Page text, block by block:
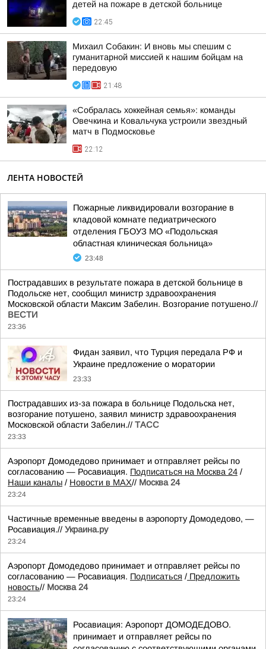
детей на пожаре в детской больнице
22:45
Михаил Собакин: И вновь мы спешим с
гуманитарной миссией к нашим бойцам на
передовую
21:48
«Собралась хоккейная семья»: команды
Овечкина и Ковальчука устроили звездный
матч в Подмосковье
22:12
ЛЕНТА НОВОСТЕЙ
Пожарные ликвидировали возгорание в
кладовой комнате педиатрического
отделения ГБОУЗ МО «Подольская
областная клиническая больница»
23:48
Пострадавших в результате пожара в детской больнице в
Подольске нет, сообщил министр здравоохранения
Московской области Максим Забелин. Возгорание потушено.//
ВЕСТИ
23:36
Фидан заявил, что Турция передала РФ и
Украине предложение о моратории
23:33
Пострадавших из-за пожара в больнице Подольска нет,
возгорание потушено, заявил министр здравоохранения
Московской области Забелин.// ТАСС
23:33
Аэропорт Домодедово принимает и отправляет рейсы по
согласованию — Росавиация. Подписаться на Москва 24 /
Наши каналы / Новости в MAX// Москва 24
23:24
Частичные временные введены в аэропорту Домодедово, —
Росавиация.// Украина.ру
23:24
Аэропорт Домодедово принимает и отправляет рейсы по
согласованию — Росавиация. Подписаться / Предложить
новость// Москва 24
23:24
Росавиация: Аэропорт ДОМОДЕДОВО.
принимает и отправляет рейсы по